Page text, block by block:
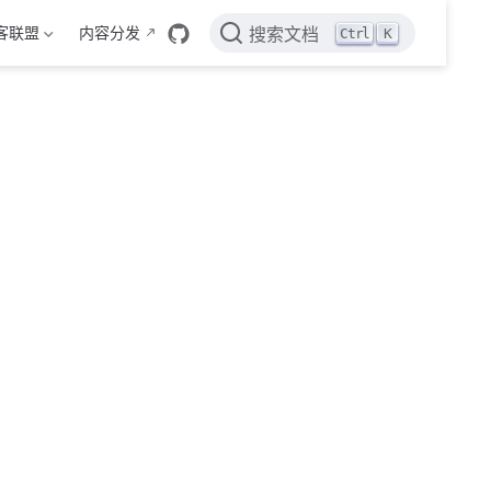
联盟 内容分发 搜索文档 Ctrl K